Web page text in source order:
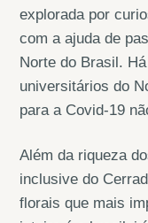
explorada por
com a ajuda de
Norte do Brasil.
universitários do
para a Covid-19
Além da riqueza
inclusive do
florais que mais